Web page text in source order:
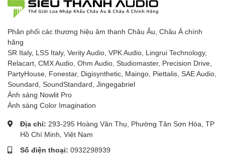
Phân phối các thương hiệu âm thanh Châu Âu, Châu Á chính
hãng
SR Italy, LSS Italy, Verity Audio, VPK Audio, Lingrui Technology,
Relacart, CMX Audio, Ohm Audio, Studiomaster, Precision Drive,
PartyHouse, Fonestar, Digisynthetic, Maingo, Piettalis, SAE Audio,
Soundard, SoundStandard, Jingegabriel
Ánh sáng Nowlit Pro
Ánh sáng Color Imagination
Địa chỉ: 293-295 Hoàng Văn Thụ, Phường Tân Sơn Hòa, TP
Hồ Chí Minh, Việt Nam
Số điện thoại: 0932298939